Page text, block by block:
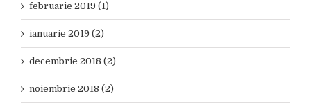
februarie 2019 (1)
ianuarie 2019 (2)
decembrie 2018 (2)
noiembrie 2018 (2)